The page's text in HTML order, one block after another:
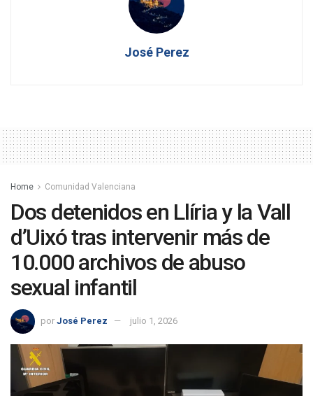
José Perez
Home Comunidad Valenciana
Dos detenidos en Llíria y la Vall
d’Uixó tras intervenir más de
10.000 archivos de abuso
sexual infantil
por José Perez julio 1, 2026